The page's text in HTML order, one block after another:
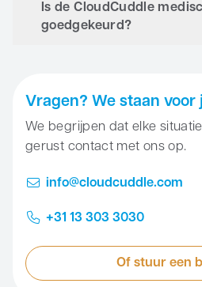
Is de CloudCuddle
goedgekeurd?
Vragen? We staan voor
We begrijpen dat elke
gerust contact met ons op.
info@cloudcuddle.com
+31 13 303 3030
Of stuur een